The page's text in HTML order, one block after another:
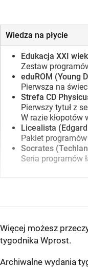
Wiedza na płycie
Edukacja XXI
Zestaw
eduROM (Young
Pierwsza na
Strefa CD
Pierwszy tytuł z
W razie kłopotów
Licealista
Pakiet
Socrates
Seria programów
Więcej możesz
tygodnika Wprost.
Archiwalne wydania